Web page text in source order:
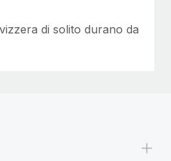
di solito durano da
+